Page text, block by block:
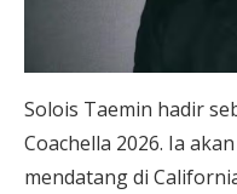
Solois Taemin hadir
Coachella 2026. Ia
mendatang di